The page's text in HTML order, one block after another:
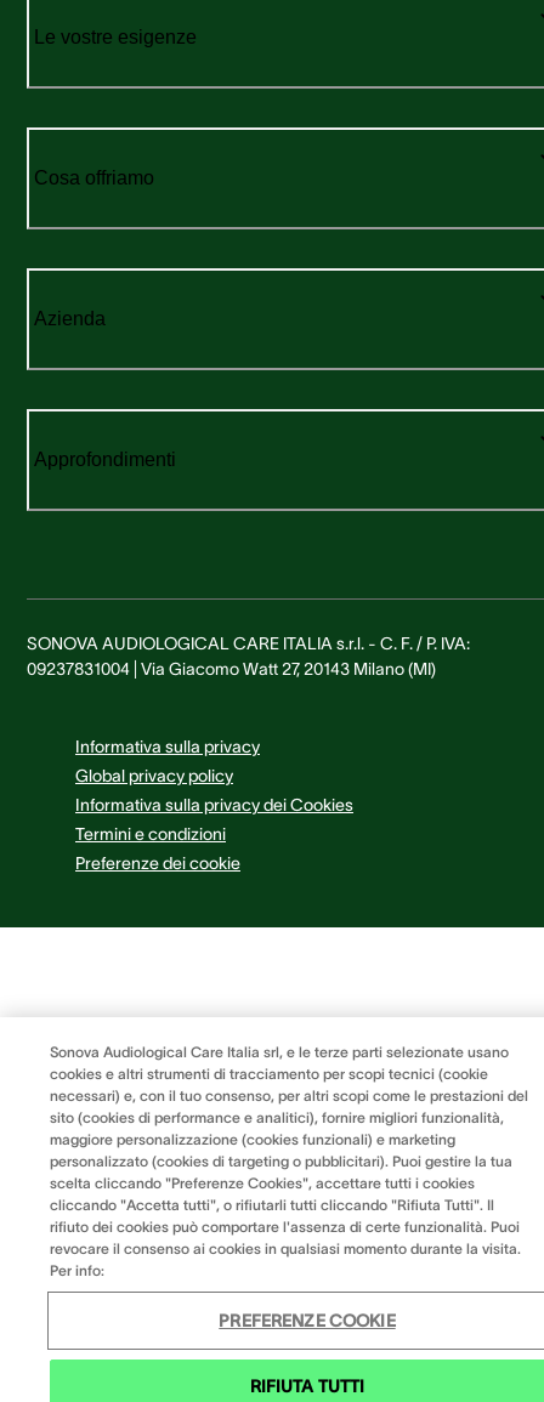
Le vostre esigenze
Cosa offriamo
Azienda
Approfondimenti
SONOVA AUDIOLOGICAL CARE ITALIA s.r.l. - C. F. / P. IVA:
09237831004 | Via Giacomo Watt 27, 20143 Milano (MI)
Informativa sulla privacy
Global privacy policy
Informativa sulla privacy dei Cookies
Termini e condizioni
Preferenze dei cookie
Sonova Audiological Care Italia srl, e le terze parti selezionate usano
cookies e altri strumenti di tracciamento per scopi tecnici (cookie
necessari) e, con il tuo consenso, per altri scopi come le prestazioni del
sito (cookies di performance e analitici), fornire migliori funzionalità,
maggiore personalizzazione (cookies funzionali) e marketing
personalizzato (cookies di targeting o pubblicitari). Puoi gestire la tua
scelta cliccando "Preferenze Cookies", accettare tutti i cookies
cliccando "Accetta tutti", o rifiutarli tutti cliccando "Rifiuta Tutti". Il
rifiuto dei cookies può comportare l'assenza di certe funzionalità. Puoi
revocare il consenso ai cookies in qualsiasi momento durante la visita.
Per info:
PREFERENZE COOKIE
RIFIUTA TUTTI